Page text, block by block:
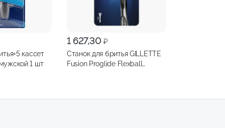
кассет
1 шт
1 627,30 ₽
Станок для бритья GILLETTE
Fusion Proglide Flexball